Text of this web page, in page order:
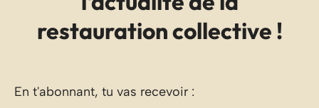
restauration collective !
En t'abonnant, tu vas recevoir :